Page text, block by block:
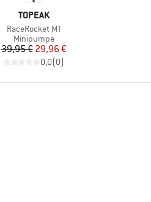
MÆRKE
TOPEAK
Artikel
RaceRocket MT
Produktgruppe
Minipumpe
Pris
39,95 €Nedsat pris
29,96 €
0,0(0)